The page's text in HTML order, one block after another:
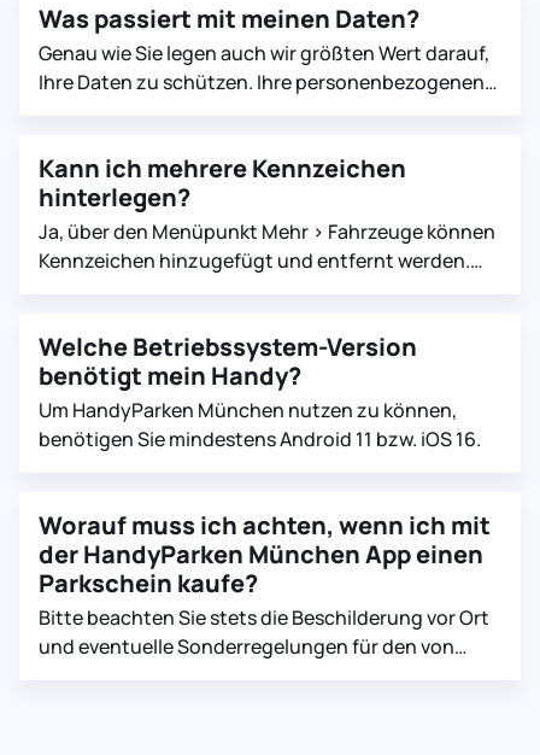
München-App zu einem Zeitpunkt nicht verfügbar
sein sollte oder ein anderes technisches Problem
mit Ihrem Smartphone besteht, sind Sie
verpflichtet, auf einem anderen Weg einen
an mail@handyparken-muenchen.de. Wir melden
uns dann schnellstmöglich bei Ihnen zurück.
Alternativ können Sie uns gerne unter +49 (0)800
Was passiert mit meinen Daten?
Genau wie Sie legen auch wir größten Wert darauf,
Ihre Daten zu schützen. Ihre personenbezogenen
finden die Allgemeinen Geschäftsbedingungen
(AGB) und die Datenschutzhinweise zu
HandyParken München auf den Seiten AGB und
Datenschutz. Über Fragen zur Sicherheit und
Kann ich mehrere Kennzeichen
hinterlegen?
Ja, über den Menüpunkt Mehr > Fahrzeuge können
Kennzeichen hinzugefügt und entfernt werden.
gewünschte Kennzeichen dann ausgewählt
werden.
Welche Betriebssystem-Version
benötigt mein Handy?
Um HandyParken München nutzen zu können,
benötigen Sie mindestens Android 11 bzw. iOS 16.
Worauf muss ich achten, wenn ich mit
der HandyParken München App einen
Parkschein kaufe?
Bitte beachten Sie stets die Beschilderung vor Ort
und eventuelle Sonderregelungen für den von